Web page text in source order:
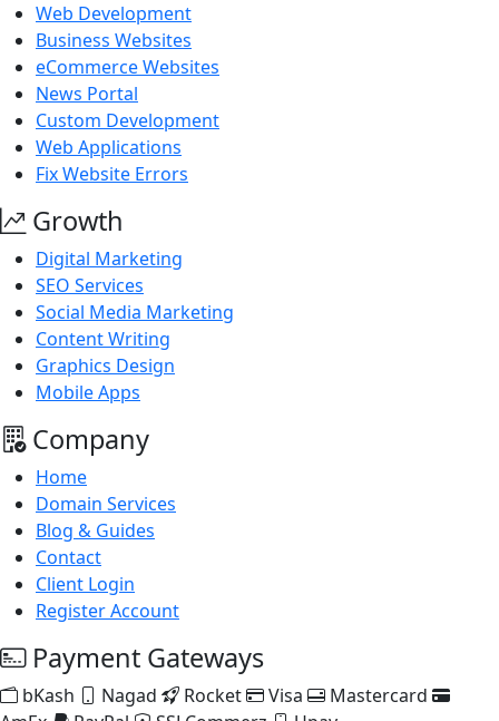
Web Development
Business Websites
eCommerce Websites
News Portal
Custom Development
Web Applications
Fix Website Errors
Growth
Digital Marketing
SEO Services
Social Media Marketing
Content Writing
Graphics Design
Mobile Apps
Company
Home
Domain Services
Blog & Guides
Contact
Client Login
Register Account
Payment Gateways
bKash Nagad Rocket Visa
Mastercard